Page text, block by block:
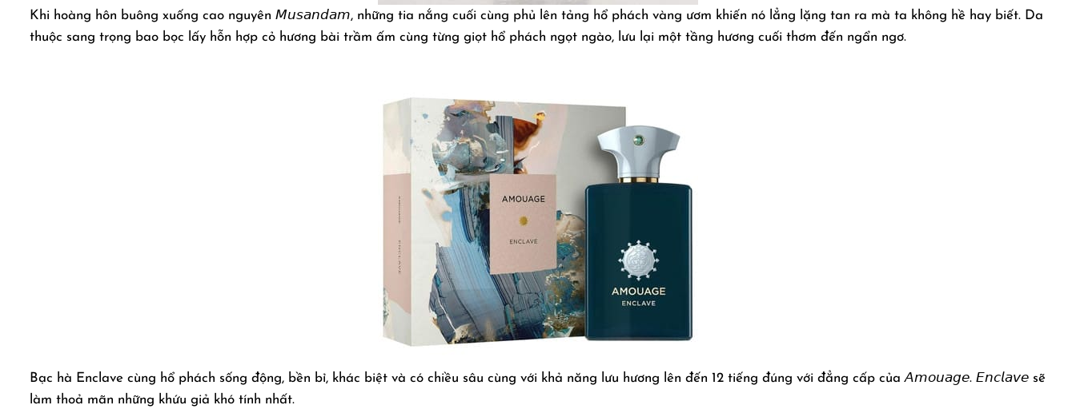
Khi hoàng hôn buông xuống cao nguyên 𝘔𝘶𝘴𝘢𝘯𝘥𝘢𝘮, những tia nắng cuối cùng phủ lên tảng hổ phách vàng ươm khiến nó lẳng lặng tan ra mà ta không hề hay biết. Da
thuộc sang trọng bao bọc lấy hỗn hợp cỏ hương bài trầm ấm cùng từng giọt hổ phách ngọt ngào, lưu lại một tầng hương cuối thơm đến ngẩn ngơ.
Bạc hà Enclave cùng hổ phách sống động, bền bỉ, khác biệt và có chiều sâu cùng với khả năng lưu hương lên đến 12 tiếng đúng với đẳng cấp của 𝘈𝘮𝘰𝘶𝘢𝘨𝘦. 𝘌𝘯𝘤𝘭𝘢𝘷𝘦 sẽ
làm thoả mãn những khứu giả khó tính nhất.